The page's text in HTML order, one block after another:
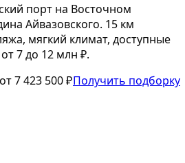
порт на Восточном
Айвазовского. 15 км
мягкий климат, доступные
7 до 12 млн ₽.
от7 423 500₽Получить подборку